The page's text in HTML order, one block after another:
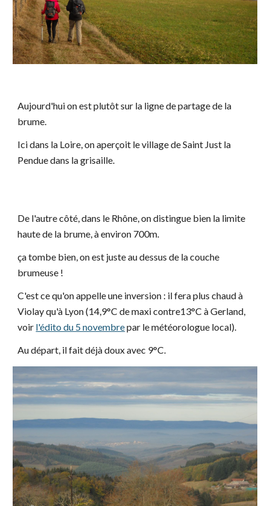
Aujourd'hui on est plutôt sur la ligne de partage de la
brume.
Ici dans la Loire, on aperçoit le village de Saint Just la
Pendue dans la grisaille.
De l'autre côté, dans le Rhône, on distingue bien la limite
haute de la brume, à environ 700m.
ça tombe bien, on est juste au dessus de la couche
brumeuse !
C'est ce qu'on appelle une inversion : il fera plus chaud à
Violay qu'à Lyon (14,9°C de maxi contre13°C à Gerland,
voir l'édito du 5 novembrepar le météorologue local).
Au départ, il fait déjà doux avec 9°C.